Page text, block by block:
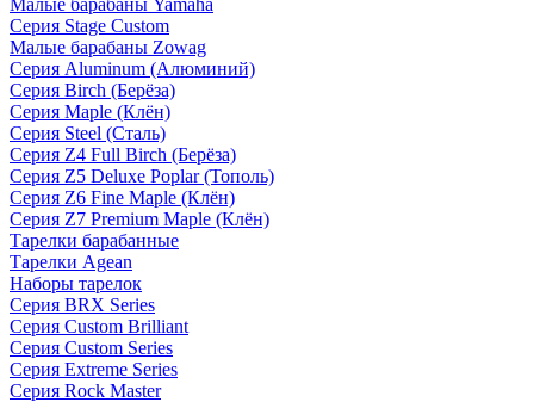
Малые барабаны Yamaha
Серия Stage Custom
Малые барабаны Zowag
Серия Aluminum (Алюминий)
Серия Birch (Берёза)
Серия Maple (Клён)
Серия Steel (Сталь)
Серия Z4 Full Birch (Берёза)
Серия Z5 Deluxe Poplar (Тополь)
Серия Z6 Fine Maple (Клён)
Серия Z7 Premium Maple (Клён)
Тарелки барабанные
Тарелки Agean
Наборы тарелок
Серия BRX Series
Серия Custom Brilliant
Серия Custom Series
Серия Extreme Series
Серия Rock Master